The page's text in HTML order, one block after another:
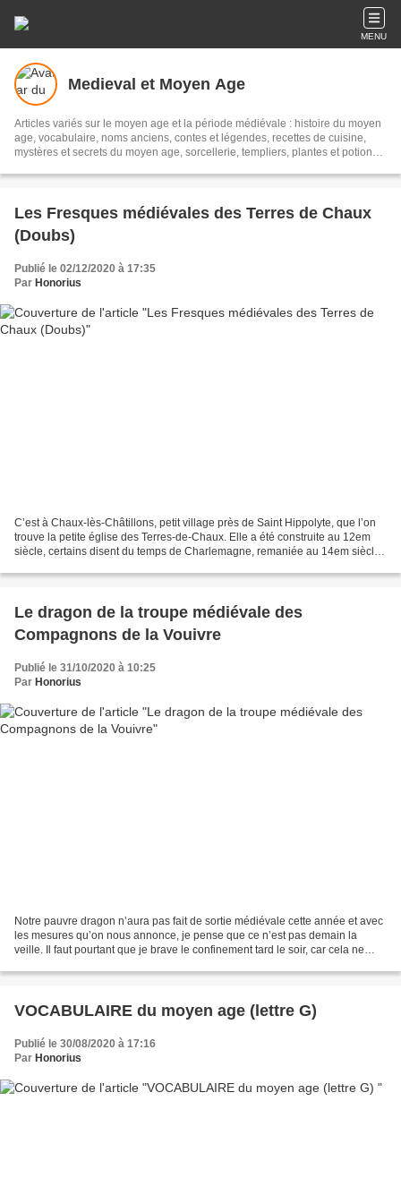
MENU
Medieval et Moyen Age
Articles variés sur le moyen age et la période médiévale : histoire du moyen
age, vocabulaire, noms anciens, contes et légendes, recettes de cuisine,
mystères et secrets du moyen age, sorcellerie, templiers, plantes et potions,
Les Fresques médiévales des Terres de Chaux
(Doubs)
Publié le 02/12/2020 à 17:35
Par Honorius
C’est à Chaux-lès-Châtillons, petit village près de Saint Hippolyte, que l’on
trouve la petite église des Terres-de-Chaux. Elle a été construite au 12em
siècle, certains disent du temps de Charlemagne, remaniée au 14em siècle,
Le dragon de la troupe médiévale des
Compagnons de la Vouivre
Publié le 31/10/2020 à 10:25
Par Honorius
Notre pauvre dragon n’aura pas fait de sortie médiévale cette année et avec
les mesures qu’on nous annonce, je pense que ce n’est pas demain la
veille. Il faut pourtant que je brave le confinement tard le soir, car cela ne
VOCABULAIRE du moyen age (lettre G)
Publié le 30/08/2020 à 17:16
Par Honorius